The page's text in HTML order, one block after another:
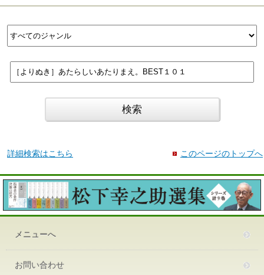
詳細検索はこちら このページのトップへ
メニューへ
お問い合わせ